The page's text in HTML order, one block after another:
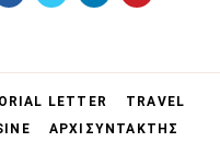
LETTER
TRAVEL
ΑΡΧΙΣΥΝΤΑΚΤΗΣ